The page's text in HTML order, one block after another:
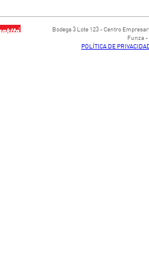
Bodega ​3 Lote ​123 - ​Centro
​Funza -
POLÍTICA DE